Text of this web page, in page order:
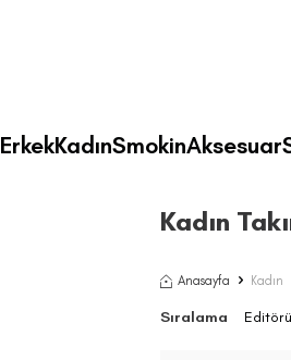
ErkekKadınSmokinAksesuar
Kadın
Anasayfa Kadın
Sıralama